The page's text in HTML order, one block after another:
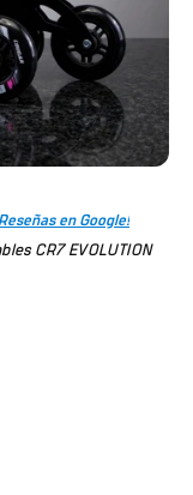
en Google!
CR7 EVOLUTION